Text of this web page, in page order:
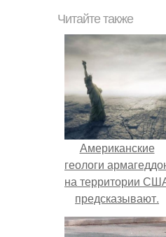
Читайте также
Американские
геологи
на территории
предсказывают.